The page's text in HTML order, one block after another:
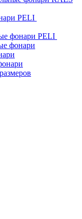
PELI
фонари PELI
фонари